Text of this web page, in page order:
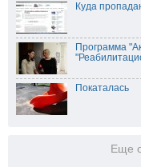
Куда
Программа
Покаталась
Еще